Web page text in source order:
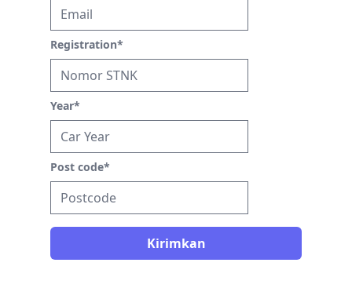
Registration*
Year*
Post code*
Kirimkan